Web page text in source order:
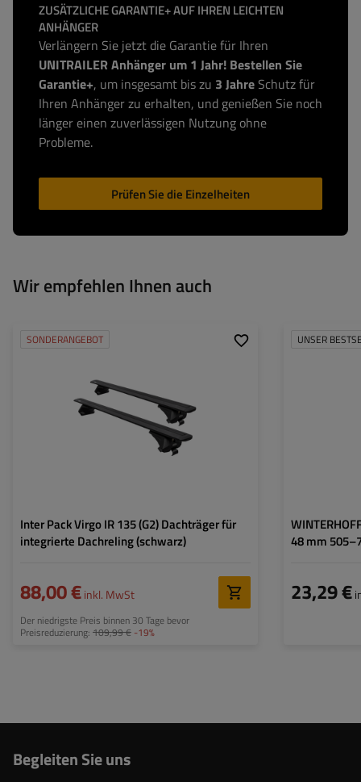
ZUSÄTZLICHE GARANTIE+ AUF IHREN LEICHTEN
ANHÄNGER
Verlängern Sie jetzt die Garantie für Ihren
UNITRAILER Anhänger um 1 Jahr! Bestellen Sie
Garantie+, um insgesamt bis zu 3 Jahre Schutz für
Ihren Anhänger zu erhalten, und genießen Sie noch
länger einen zuverlässigen Nutzung ohne
Probleme.
Prüfen Sie die Einzelheiten
Wir empfehlen Ihnen auch
SONDERANGEBOT
Inter Pack Virgo IR 135 (G2) Dachträger für
integrierte Dachreling (schwarz)
88,00 €inkl. MwSt
Der niedrigste Preis binnen 30 Tage bevor
Preisreduzierung: 109,99 € -19%
UNSER
48 mm
23,29 €
Begleiten Sie uns